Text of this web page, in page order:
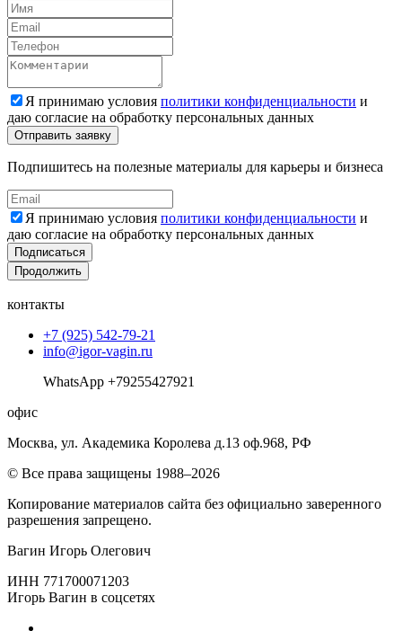
Я принимаю условия политики конфиденциальности и
даю согласие на обработку персональных данных
Подпишитесь на полезные материалы для карьеры и бизнеса
Я принимаю условия политики конфиденциальности и
даю согласие на обработку персональных данных
Подписаться
Продолжить
контакты
+7 (925) 542-79-21
info@igor-vagin.ru
WhatsApp +79255427921
офис
Москва, ул. Академика Королева д.13 оф.968, РФ
© Все права защищены 1988–2026
Копирование материалов сайта без официально заверенного
разрешения запрещено.
Вагин Игорь Олегович
ИНН 771700071203
Игорь Вагин в соцсетях